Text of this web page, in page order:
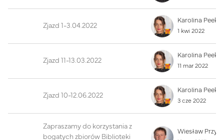
Zjazd 1-3.04.2022
Karolina Peek
1 kwi 2022
Zjazd 11-13.03.2022
Karolina Peek
11 mar 2022
Zjazd 10-12.06.2022
Karolina Peek
3 cze 2022
Zapraszamy do korzystania z
bogatych zbiorów Biblioteki
Wiesław